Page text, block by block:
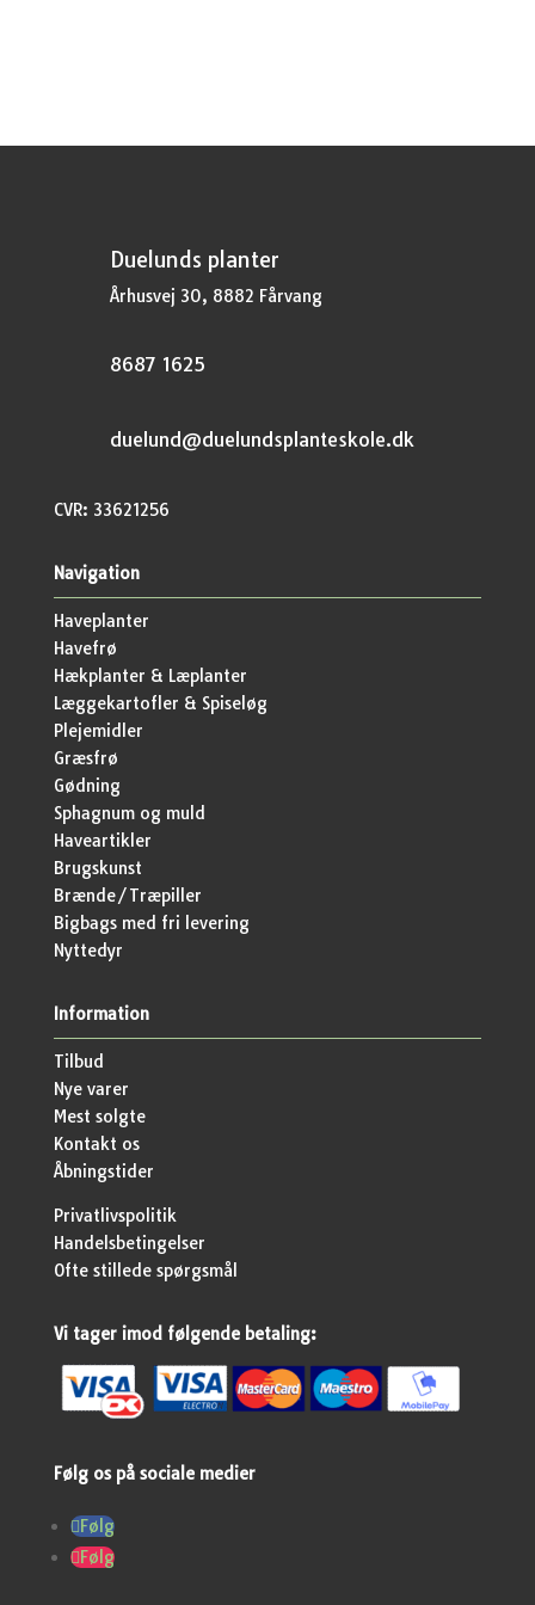
Duelunds planter
Århusvej 30, 8882 Fårvang
8687 1625
duelund@duelundsplanteskole.dk
CVR: 33621256
Navigation
Haveplanter
Havefrø
Hækplanter & Læplanter
Læggekartofler & Spiseløg
Plejemidler
Græsfrø
Gødning
Sphagnum og muld
Haveartikler
Brugskunst
Brænde/Træpiller
Bigbags med fri levering
Nyttedyr
Information
Tilbud
Nye varer
Mest solgte
Kontakt os
Åbningstider
Privatlivspolitik
Handelsbetingelser
Ofte stillede spørgsmål
Vi tager imod følgende betaling:
Følg os på sociale medier
Følg
Følg